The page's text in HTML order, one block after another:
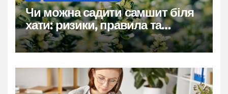
Чи можна садити самшит біля
хати: ризики, правила та
практичні рішення